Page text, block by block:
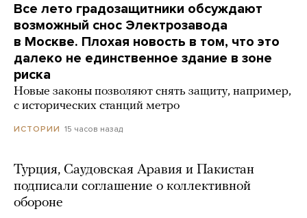
Все лето градозащитники обсуждают
возможный снос Электрозавода
в Москве. Плохая новость в том, что это
далеко не единственное здание в зоне
риска
Новые законы позволяют снять защиту, например,
с исторических станций метро
ИСТОРИИ 15 часов назад
Турция, Саудовская Аравия и Пакистан
подписали соглашение о коллективной
обороне